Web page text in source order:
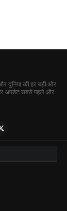
दुनिया की हर बड़ी और
हर अपडेट सबसे पहले और